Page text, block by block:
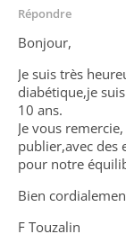
Répondre
Bonjour,
Je suis très
diabétique,je
10 ans.
Je vous
publier,avec des
pour notre
Bien
F Touzalin